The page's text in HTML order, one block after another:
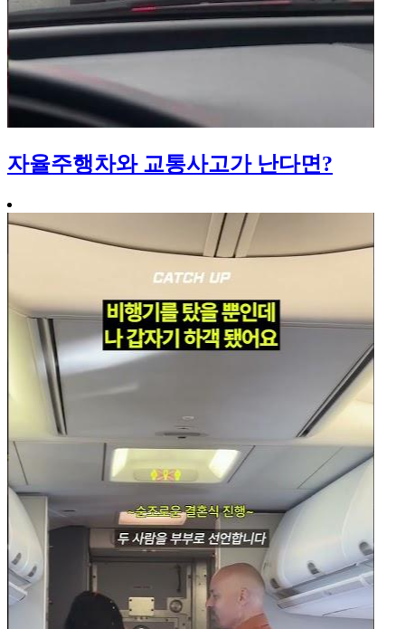
자율주행차와 교통사고가 난다면?